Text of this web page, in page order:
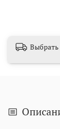
Выбрать